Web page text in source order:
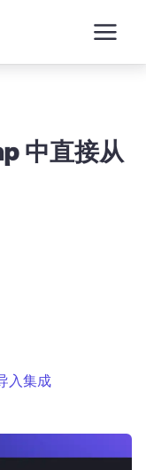
中直接从
入集成